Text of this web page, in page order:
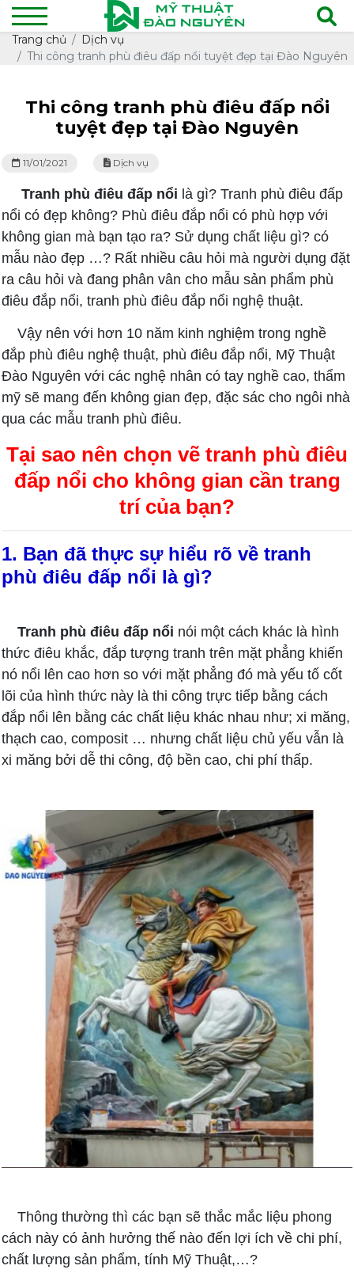
Trang chủ
Dịch vụ
Thi công tranh phù điêu đấp nổi tuyệt đẹp tại Đào Nguyên
Thi công tranh phù điêu đấp nổi
tuyệt đẹp tại Đào Nguyên
11/01/2021 Dịch vụ
Tranh phù điêu đấp nổi là gì? Tranh phù điêu đấp
nổi có đẹp không? Phù điêu đắp nổi có phù hợp với
không gian mà bạn tạo ra? Sử dụng chất liệu gì? có
mẫu nào đẹp …? Rất nhiều câu hỏi mà người dụng đặt
ra câu hỏi và đang phân vân cho mẫu sản phẩm phù
điêu đắp nổi, tranh phù điêu đắp nổi nghệ thuật.
Vậy nên với hơn 10 năm kinh nghiệm trong nghề
đắp phù điêu nghệ thuật, phù điêu đắp nổi, Mỹ Thuật
Đào Nguyên với các nghệ nhân có tay nghề cao, thẩm
mỹ sẽ mang đến không gian đẹp, đặc sác cho ngôi nhà
qua các mẫu tranh phù điêu.
Tại sao nên chọn vẽ tranh phù điêu
đấp nổi cho không gian cần trang
trí của bạn?
1. Bạn đã thực sự hiểu rõ về tranh
phù điêu đấp nổi là gì?
Tranh phù điêu đấp nổi nói một cách khác là hình
thức điêu khắc, đắp tượng tranh trên mặt phẳng khiến
nó nổi lên cao hơn so với mặt phẳng đó mà yếu tố cốt
lõi của hình thức này là thi công trực tiếp bằng cách
đắp nổi lên bằng các chất liệu khác nhau như; xi măng,
thạch cao, composit … nhưng chất liệu chủ yếu vẫn là
xi măng bởi dễ thi công, độ bền cao, chi phí thấp.
Thông thường thì các bạn sẽ thắc mắc liệu phong
cách này có ảnh hưởng thế nào đến lợi ích về chi phí,
chất lượng sản phẩm, tính Mỹ Thuật,…?